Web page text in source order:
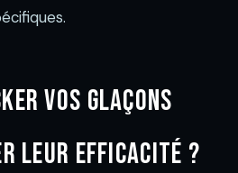
vos glaçons
leur efficacité ?